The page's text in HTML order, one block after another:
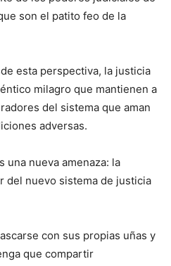
son el patito feo de la
esta perspectiva, la justicia
milagro que mantienen a
del sistema que aman
adversas.
una nueva amenaza: la
del nuevo sistema de justicia
con sus propias uñas y
que compartir